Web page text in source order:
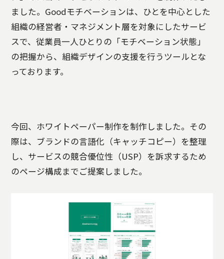
ました。Goodモチベーションは、ひとを中心とした
組織の経営者・マネジメント層を対象にしたサービ
スで、従業員一人ひとりの「モチベーション状態」
の把握から、組織デザインの支援を行うツールとな
っております。
今回、ホワイトペーパー制作を制作しました。その
際は、ブランドの言語化（キャッチコピー）を整理
し、サービスの競合優位性（USP）を訴求するため
のページ構成までご提案しました。